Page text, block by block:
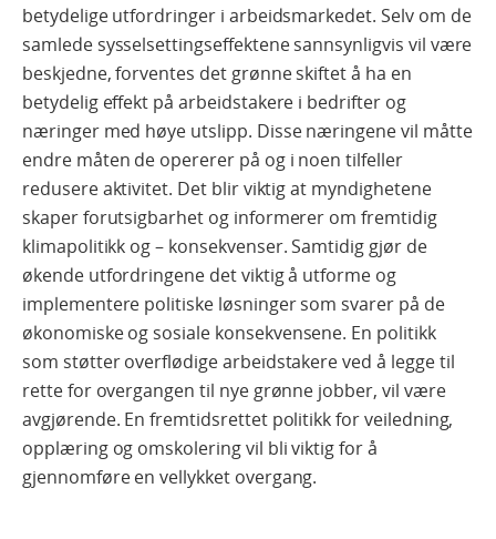
betydelige utfordringer i arbeidsmarkedet. Selv om de
samlede sysselsettingseffektene sannsynligvis vil være
beskjedne, forventes det grønne skiftet å ha en
betydelig effekt på arbeidstakere i bedrifter og
næringer med høye utslipp. Disse næringene vil måtte
endre måten de opererer på og i noen tilfeller
redusere aktivitet. Det blir viktig at myndighetene
skaper forutsigbarhet og informerer om fremtidig
klimapolitikk og – konsekvenser. Samtidig gjør de
økende utfordringene det viktig å utforme og
implementere politiske løsninger som svarer på de
økonomiske og sosiale konsekvensene. En politikk
som støtter overflødige arbeidstakere ved å legge til
rette for overgangen til nye grønne jobber, vil være
avgjørende. En fremtidsrettet politikk for veiledning,
opplæring og omskolering vil bli viktig for å
gjennomføre en vellykket overgang.